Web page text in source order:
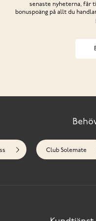
senaste nyheterna, får
bonuspoäng på allt du
Club Solemate